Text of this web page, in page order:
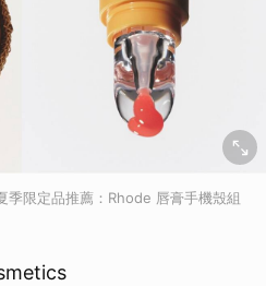
限定品推薦：Rhode 唇膏手機殼組